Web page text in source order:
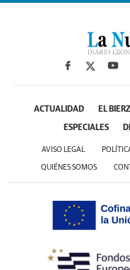
ACTUALIDAD EL
ESPECIALES
AVISO LEGAL
QUIÉNES SOMOS